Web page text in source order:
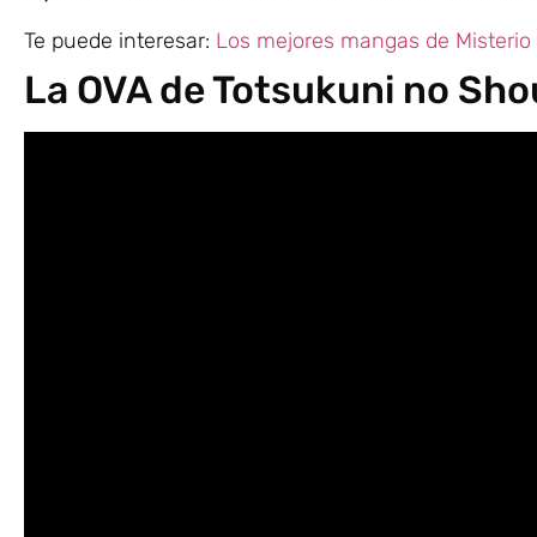
Te puede interesar: Los mejores mangas de Misterio
La OVA de Totsukuni no